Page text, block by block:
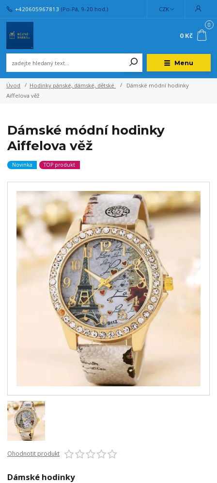
Menu
CZK
+420605967813 (Po-Pá, 9-20 hod.)
0
0 Kč
Úvod Hodinky pánské, dámské, dětské
Dámské módní hodinky
Aiffelova věž
Dámské módní hodinky
Aiffelova věž
Novinka TOP produkt
Ohodnotit produkt
Dámské hodinky